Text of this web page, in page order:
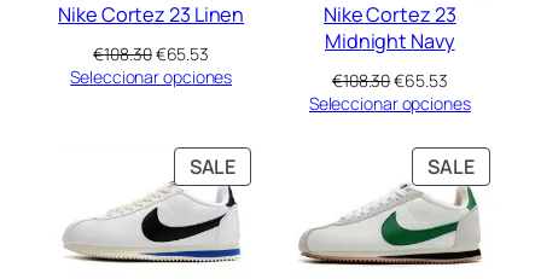
Nike Cortez 23 Linen
€108.30El
precio
€108.30.
€65.53
precio
€65.53.
Seleccionar opciones
Nike Cortez 23
Midnight Navy
€108.30El
precio
era:
€108.30.
€65.53El
precio
es:
€65.53.
Seleccionar opciones
SALEPRODUCT
ON
SALE
SALE
ON
SALE